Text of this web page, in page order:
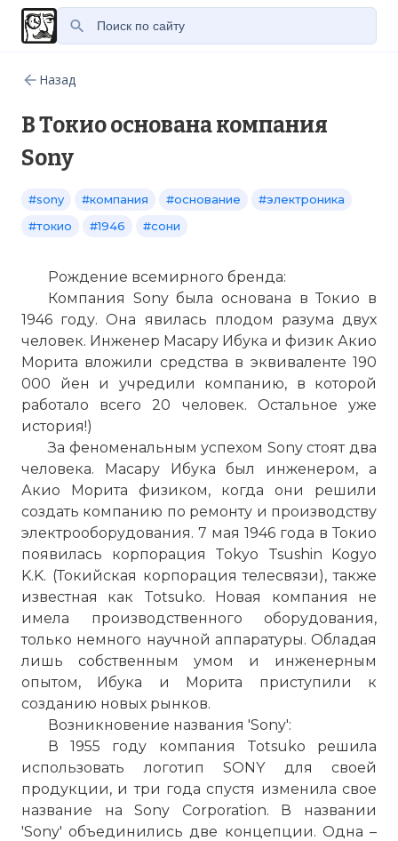
Назад
В Токио основана компания
Sony
#sony #компания #основание
#электроника
#токио
#1946 #сони
Рождение всемирного бренда:
Компания Sony была основана в Токио в
1946 году. Она явилась плодом разума двух
человек. Инженер Масару Ибука и физик Акио
Морита вложили средства в эквиваленте 190
000 йен и учредили компанию, в которой
работало всего 20 человек. Остальное уже
история!)
За феноменальным успехом Sony стоят два
человека. Масару Ибука был инженером, а
Акио Морита физиком, когда они решили
создать компанию по ремонту и производству
электрооборудования. 7 мая 1946 года в Токио
появилась корпорация Tokyo Tsushin Kogyo
K.K. (Токийская корпорация телесвязи), также
известная как Totsuko. Новая компания не
имела производственного оборудования,
только немного научной аппаратуры. Обладая
лишь собственным умом и инженерным
опытом, Ибука и Морита приступили к
созданию новых рынков.
Возникновение названия 'Sony':
В 1955 году компания Totsuko решила
использовать логотип SONY для своей
продукции, и три года спустя изменила свое
название на Sony Corporation. В названии
'Sony' объединились две концепции. Одна –